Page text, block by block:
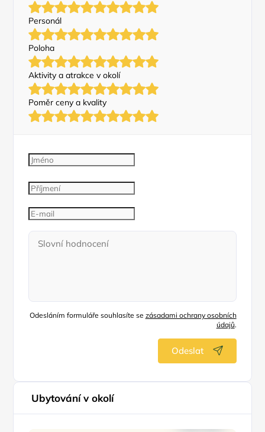
Personál
Poloha
Aktivity a atrakce v okolí
Poměr ceny a kvality
Odesláním formuláře souhlasíte se zásadami ochrany osobních
údajů.
Odeslat
Ubytování v okolí